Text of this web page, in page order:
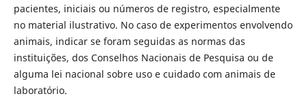
pacientes, iniciais ou números de registro, especialmente
no material ilustrativo. No caso de experimentos envolvendo
animais, indicar se foram seguidas as normas das
instituições, dos Conselhos Nacionais de Pesquisa ou de
alguma lei nacional sobre uso e cuidado com animais de
laboratório.